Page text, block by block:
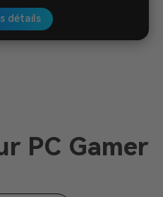
détails
PC Gamer